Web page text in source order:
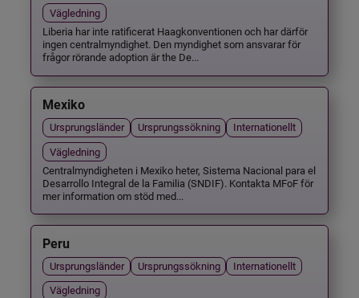
Vägledning
Liberia har inte ratificerat Haagkonventionen och har därför
ingen centralmyndighet. Den myndighet som ansvarar för
frågor rörande adoption är the De...
Mexiko
Ursprungsländer Ursprungssökning
Internationellt
Vägledning
Centralmyndigheten i Mexiko heter, Sistema Nacional para el
Desarrollo Integral de la Familia (SNDIF). Kontakta MFoF för
mer information om stöd med...
Peru
Ursprungsländer Ursprungssökning
Internationellt
Vägledning